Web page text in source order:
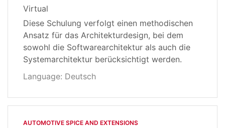
Virtual
Diese Schulung verfolgt einen methodischen
Ansatz für das Architekturdesign, bei dem
sowohl die Softwarearchitektur als auch die
Systemarchitektur berücksichtigt werden.
Language: Deutsch
AUTOMOTIVE SPICE AND EXTENSIONS